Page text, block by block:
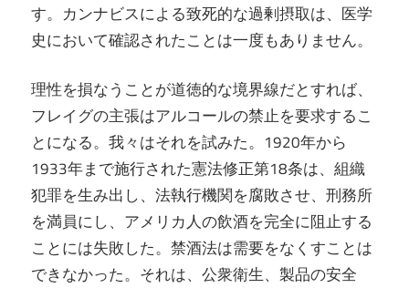
す。カンナビスによる致死的な過剰摂取は、医学
史において確認されたことは一度もありません。
理性を損なうことが道徳的な境界線だとすれば、
フレイグの主張はアルコールの禁止を要求するこ
とになる。我々はそれを試みた。1920年から
1933年まで施行された憲法修正第18条は、組織
犯罪を生み出し、法執行機関を腐敗させ、刑務所
を満員にし、アメリカ人の飲酒を完全に阻止する
ことには失敗した。禁酒法は需要をなくすことは
できなかった。それは、公衆衛生、製品の安全